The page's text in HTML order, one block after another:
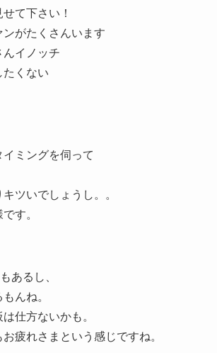
て下さい！
がたくさんいます
んイノッチ
たくない
ミングを伺って
ツいでしょうし。。
す。
あるし、
んね。
仕方ないかも。
疲れさまという感じですね。